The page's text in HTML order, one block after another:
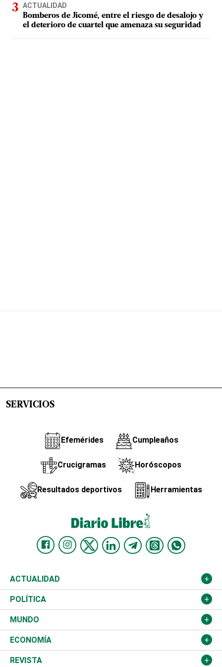
ACTUALIDAD
Bomberos de Jicomé, entre el riesgo de desalojo y
el deterioro de cuartel que amenaza su seguridad
SERVICIOS
Efemérides Cumpleaños
Crucigramas Horóscopos
Resultados deportivos Herramientas
ACTUALIDAD
Nacional
Ciudad
Educación
Salud
POLÍTICA
Partidos
JCE
TSE
MUNDO
Estados Unidos
América Latina
ECONOMÍA
Finanzas
REVISTA